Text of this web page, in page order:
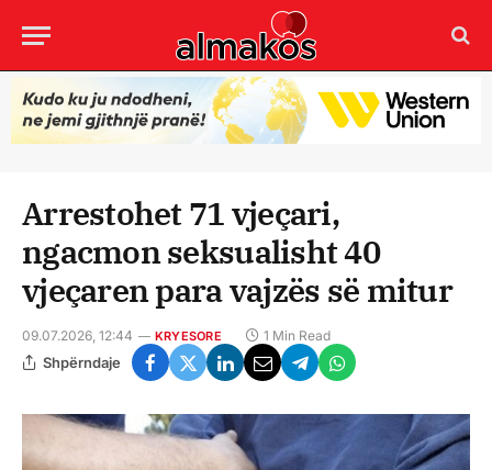
Arrestohet 71 vjeçari,
ngacmon seksualisht 40
vjeçaren para vajzës së mitur
09.07.2026, 12:44 KRYESORE 1 Min Read
Shpërndaje